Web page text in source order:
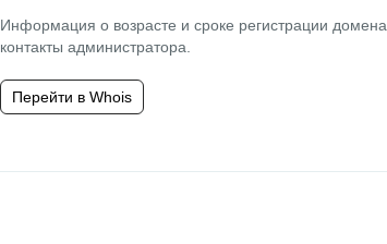
Информация о возрасте и сроке регистрации домена,
контакты администратора.
Перейти в Whois